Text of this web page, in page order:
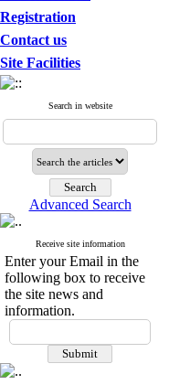
Registration
Contact us
Site Facilities
Search in website
Advanced Search
Receive site information
Enter your Email in the
following box to receive
the site news and
information.